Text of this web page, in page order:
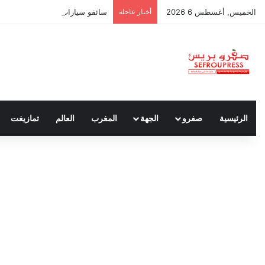
الخميس, أغسطس 6 2026 أخبار عاجلة سائقو سيارات الأجرة بين واجب
الرئيسية صفرو الجهة المغرب العالم تمازيغت